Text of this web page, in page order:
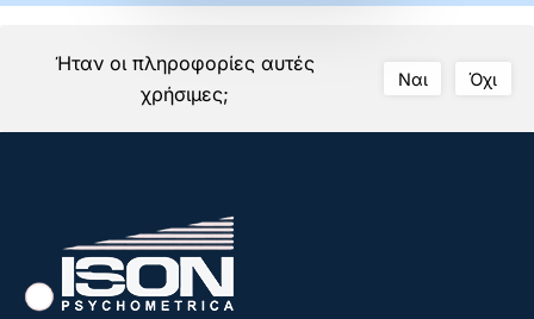
Ήταν οι πληροφορίες αυτές
χρήσιμες;
Ναι Όχι